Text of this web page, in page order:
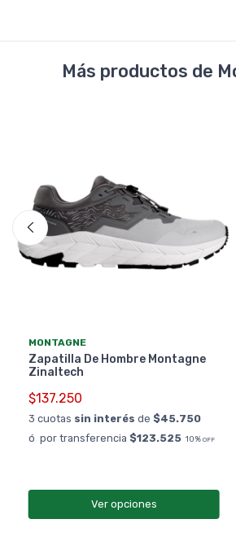
Más productos de
MONTAGNE
Zapatilla De Hombre Montagne
Zinaltech
$137.250
3 cuotas sin interés de $45.750
ó por transferencia $123.525 10% OFF
Ver opciones